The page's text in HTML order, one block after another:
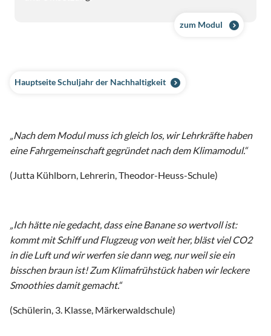
zum Modul
Hauptseite Schuljahr der Nachhaltigkeit
„Nach dem Modul muss ich gleich los, wir Lehrkräfte haben
eine Fahrgemeinschaft gegründet nach dem Klimamodul.“
(Jutta Kühlborn, Lehrerin, Theodor-Heuss-Schule)
„Ich hätte nie gedacht, dass eine Banane so wertvoll ist:
kommt mit Schiff und Flugzeug von weit her, bläst viel CO2
in die Luft und wir werfen sie dann weg, nur weil sie ein
bisschen braun ist! Zum Klimafrühstück haben wir leckere
Smoothies damit gemacht.“
(Schülerin, 3. Klasse, Märkerwaldschule)